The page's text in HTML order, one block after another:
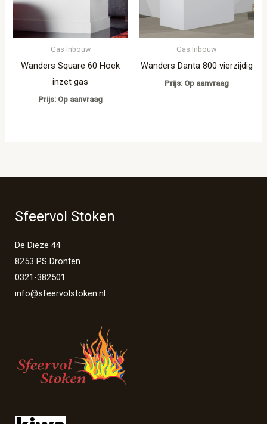
Gas Inbouw
Wanders Square 60 Hoek
inzet gas
Prijs: Op aanvraag
Gas Inbouw
Wanders Danta 800 vierzijdig
Prijs: Op aanvraag
Sfeervol Stoken
De Dieze 44
8253 PS Dronten
0321-382501
info@sfeervolstoken.nl